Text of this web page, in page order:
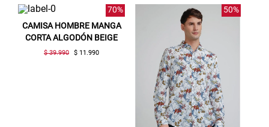
70%
CAMISA HOMBRE MANGA
CORTA ALGODÓN BEIGE
$ 39.990 $ 11.990
50%